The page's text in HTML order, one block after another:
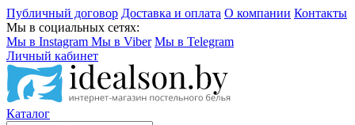
Публичный договор Доставка и оплата О компании Контакты
Мы в социальных сетях:
Мы в Instagram Мы в Viber Мы в Telegram
Личный кабинет
Каталог